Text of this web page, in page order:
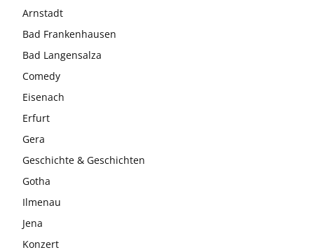
Arnstadt
Bad Frankenhausen
Bad Langensalza
Comedy
Eisenach
Erfurt
Gera
Geschichte & Geschichten
Gotha
Ilmenau
Jena
Konzert